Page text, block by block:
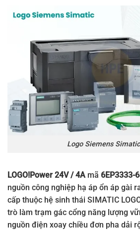
Logo Siemens
LOGO!Power 24V / 4A mã 6EP3333-
nguồn công nghiệp hạ áp ổn áp gài
cấp thuộc hệ sinh thái SIMATIC
trò làm trạm gác cổng năng lượng
nguồn điện xoay chiều đơn pha dải